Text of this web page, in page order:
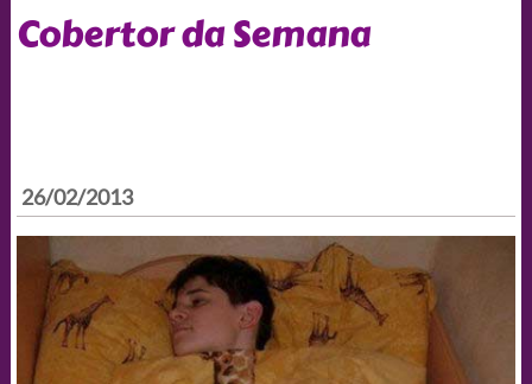
Cobertor da Semana
26/02/2013